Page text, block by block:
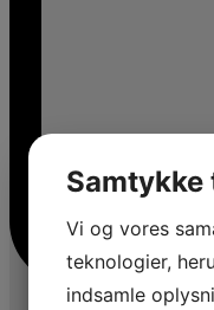
Vi og vores
teknologier,
indsamle